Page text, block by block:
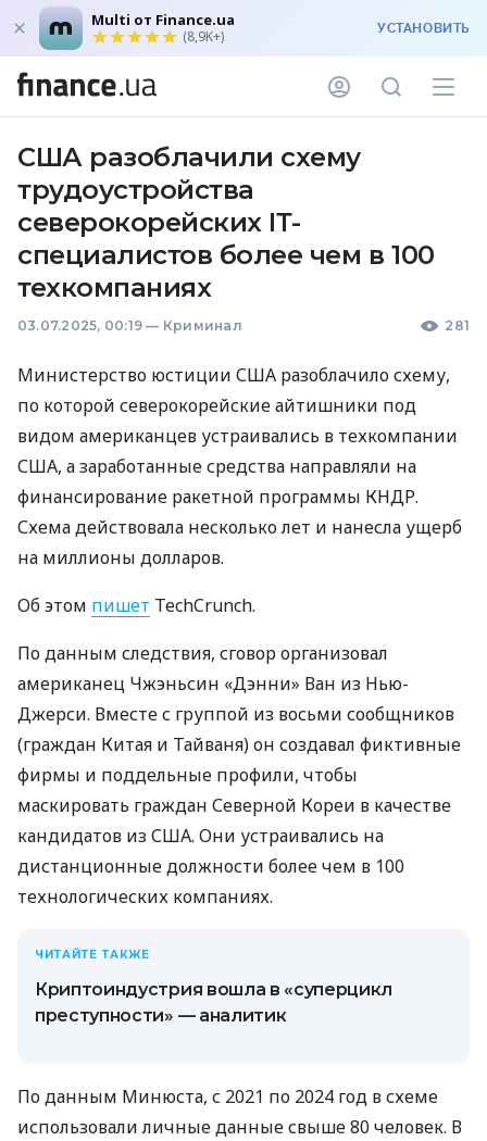
Multi от Finance.ua
(8,9K+) УСТАНОВИТЬ
США разоблачили схему
трудоустройства
северокорейских ІТ-
специалистов более чем в 100
техкомпаниях
03.07.2025, 00:19 — Криминал 281
Министерство юстиции США разоблачило схему,
по которой северокорейские айтишники под
видом американцев устраивались в техкомпании
США, а заработанные средства направляли на
финансирование ракетной программы КНДР.
Схема действовала несколько лет и нанесла ущерб
на миллионы долларов.
Об этом пишет TechCrunch.
По данным следствия, сговор организовал
американец Чжэньсин «Дэнни» Ван из Нью-
Джерси. Вместе с группой из восьми сообщников
(граждан Китая и Тайваня) он создавал фиктивные
фирмы и поддельные профили, чтобы
маскировать граждан Северной Кореи в качестве
кандидатов из США. Они устраивались на
дистанционные должности более чем в 100
технологических компаниях.
ЧИТАЙТЕ ТАКЖЕ
Криптоиндустрия вошла в «суперцикл
преступности» — аналитик
По данным Минюста, с 2021 по 2024 год в схеме
использовали личные данные свыше 80 человек. В